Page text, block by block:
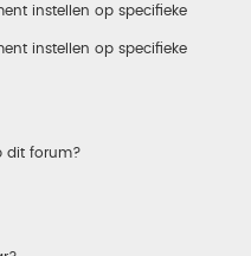
instellen op specifieke
instellen op specifieke
dit forum?